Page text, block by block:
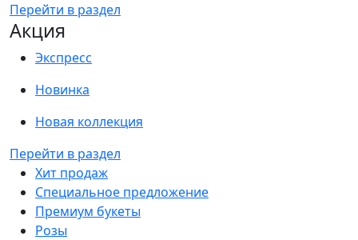
Перейти в раздел
Акция
Экспресс
Новинка
Новая коллекция
Перейти в раздел
Хит продаж
Специальное предложение
Премиум букеты
Розы